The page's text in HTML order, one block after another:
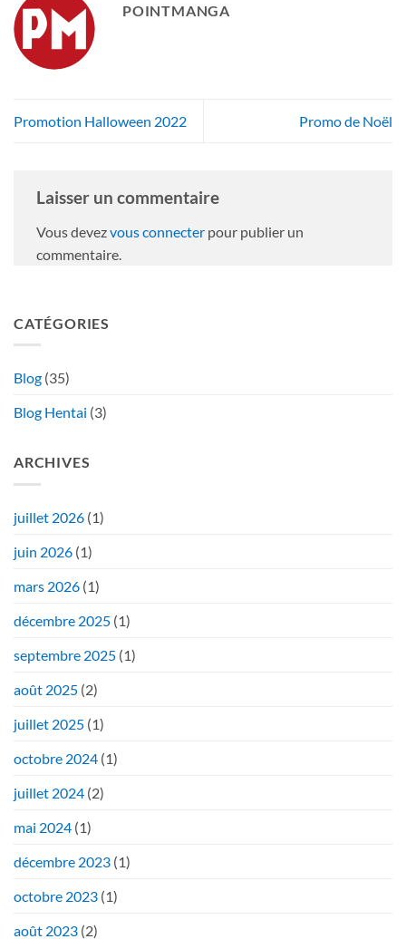
POINTMANGA
Promotion Halloween 2022 Promo de Noël
Laisser un commentaire
Vous devezvous connecter pour publier un
commentaire.
CATÉGORIES
Blog (35)
Blog Hentai (3)
ARCHIVES
juillet 2026 (1)
juin 2026 (1)
mars 2026 (1)
décembre 2025 (1)
septembre 2025 (1)
août 2025 (2)
juillet 2025 (1)
octobre 2024 (1)
juillet 2024 (2)
mai 2024 (1)
décembre 2023 (1)
octobre 2023 (1)
août 2023 (2)